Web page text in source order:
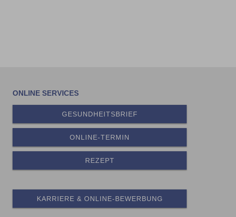
ONLINE SERVICES
GESUNDHEITSBRIEF
ONLINE-TERMIN
REZEPT
KARRIERE & ONLINE-BEWERBUNG